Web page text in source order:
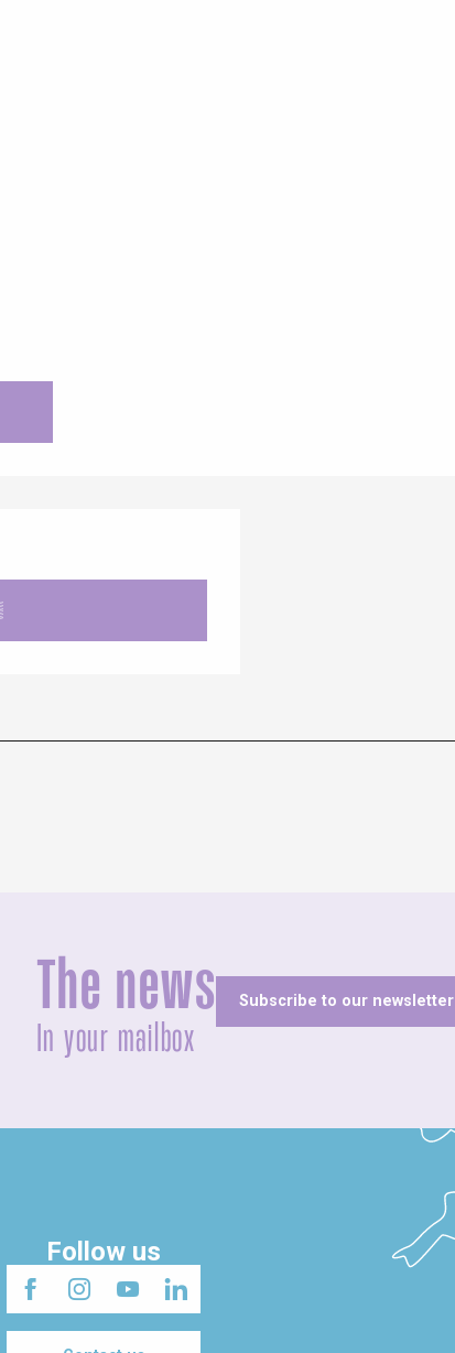
The news
In your mailbox
Subscribe to our newsletter
Follow us